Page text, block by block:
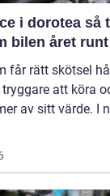
så tar du
bilen året runt
får rätt skötsel
tryggare att köra
av sitt värde. I